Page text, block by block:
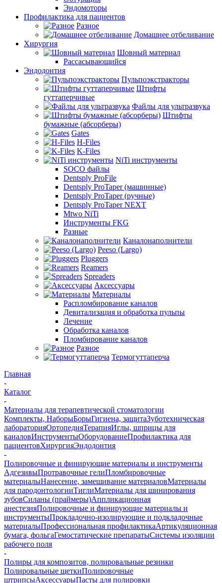
Эндомоторы
Профилактика для пациентов
Разное
Домашнее отбеливание
Хирургия
Шовный материал
Рассасывающийся
Эндодонтия
Пульпоэкстракторы
Штифты
гуттаперчивые
Файлы для ультразвука
Штифты
бумажные (абсорберы)
Gates
H-Files
K-Files
NiTi инструменты
SOCO файлы
Dentsply ProFile
Dentsply ProTaper (машинные)
Dentsply ProTaper (ручные)
Dentsply ProTaper NEXT
Mtwo NiTi
Инструменты FKG
Разные
Каналонаполнители
Peeso (Largo)
Pluggers
Reamers
Spreaders
Аксессуары
Материалы
Распломбирование каналов
Девитализация и обработка пульпы
Лечение
Обработка каналов
Пломбирование каналов
Разное
Термогуттаперча
Главная
-
Каталог
-
Материалы для терапевтической стоматологии
Комплекты, НаборыБорыГигиена, защитаЗуботехническая
лабораторияОртопедияТерапияИглы, шприцы для
каналовИнструментыОборудованиеПрофилактика для
пациентовХирургияЭндодонтия
-
Полировочные и финирующие материалы и инструменты
АдгезивыПротравочные гелиПломбировочные
материалыНанесение, замешивание материаловМатериалы
для пародонтологииТиглиМатериалы для шинирования
зубовСиланы (праймеры)Аппликационная
анестезияПолировочные и финирующие материалы и
инструментыПрокладочно-изолирующие и подкладочные
материалыПрофессиональная профилактикаАртикуляционная
бумага, фольгаГемостатические препаратыСистемы изоляции
рабочего поля
-
Полиры для композитов, полировальные резинки
Полировальные щеткиПолировочные
штрипсыАксессуарыПасты для полировки